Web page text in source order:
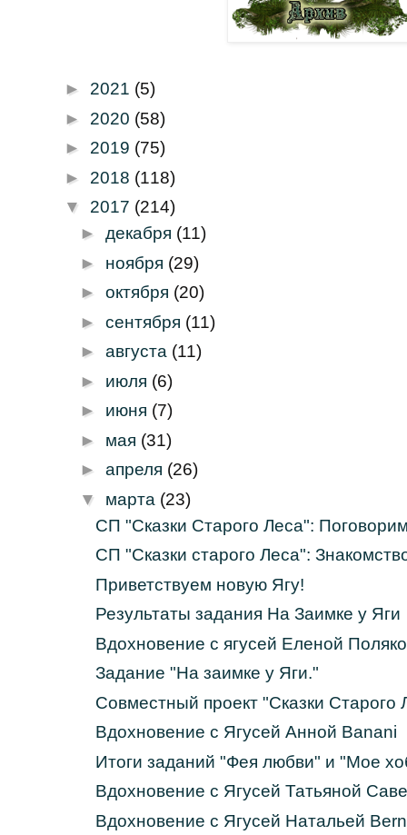
► 2021 (5)
► 2020 (58)
► 2019 (75)
► 2018 (118)
▼ 2017 (214)
► декабря (11)
► ноября (29)
► октября (20)
► сентября (11)
► августа (11)
► июля (6)
► июня (7)
► мая (31)
► апреля (26)
▼ марта (23)
СП "Сказки Старого Леса":
СП "Сказки старого Леса":
Приветствуем новую Ягу!
Результаты задания На Заимке у Яги
Вдохновение с ягусей Еленой
Задание "На заимке у Яги."
Совместный проект "Сказки Старого
Вдохновение с Ягусей Анной Banani
Итоги заданий "Фея любви" и "Мое
Вдохновение с Ягусей Татьяной
Вдохновение с Ягусей Натальей